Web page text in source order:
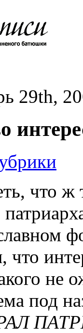
29th,
что ж
что
не
под